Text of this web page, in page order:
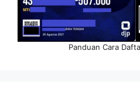
Panduan Cara